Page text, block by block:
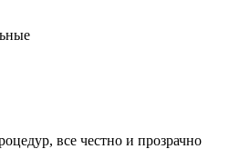
все честно и прозрачно